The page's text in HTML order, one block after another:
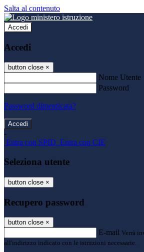
Salta al contenuto
Accedi
Accedi
button close ×
Nome Utente
Password
Password dimenticata?
-
Entra con SPID Entra con CIE
Seleziona utente
button close ×
Recupero password
button close ×
E-mail Verrà
all'indirizzo indicato con le istruzioni necessarie.